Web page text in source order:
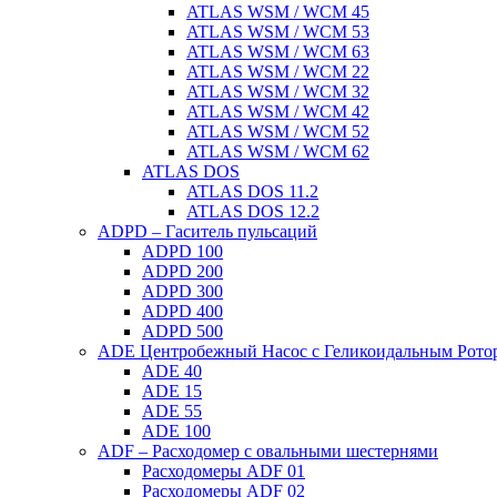
ATLAS WSM / WCM 45
ATLAS WSM / WCM 53
ATLAS WSM / WCM 63
ATLAS WSM / WCM 22
ATLAS WSM / WCM 32
ATLAS WSM / WCM 42
ATLAS WSM / WCM 52
ATLAS WSM / WCM 62
ATLAS DOS
ATLAS DOS 11.2
ATLAS DOS 12.2
ADPD – Гаситель пульсаций
ADPD 100
ADPD 200
ADPD 300
ADPD 400
ADPD 500
ADE Центробежный Насос с Геликоидальным
ADE 40
ADE 15
ADE 55
ADE 100
ADF – Расходомер с овальными шестернями
Расходомеры ADF 01
Расходомеры ADF 02